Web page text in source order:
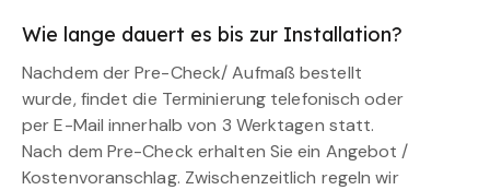
Wie lange dauert es bis zur Installation?
Nachdem der Pre-Check/ Aufmaß bestellt
wurde, findet die Terminierung telefonisch oder
per E-Mail innerhalb von 3 Werktagen statt.
Nach dem Pre-Check erhalten Sie ein Angebot /
Kostenvoranschlag. Zwischenzeitlich regeln wir